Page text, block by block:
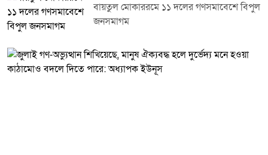
বায়তুল মোকাররমে ১১ দলের গণসমাবেশে বিপুল
জনসমাগম